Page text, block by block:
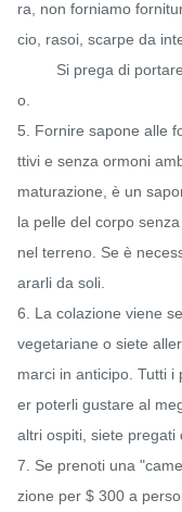
ra, non forniamo
cio, rasoi, scarpe da
o.
5. Fornire sapone alle
ttivi e senza ormoni
maturazione, è un
la pelle del corpo
nel terreno. Se è
ararli da soli.
6. La colazione viene
vegetariane o siete
marci in anticipo. Tutti
er poterli gustare al
altri ospiti, siete pregati
7. Se prenoti una
zione per $ 300 a